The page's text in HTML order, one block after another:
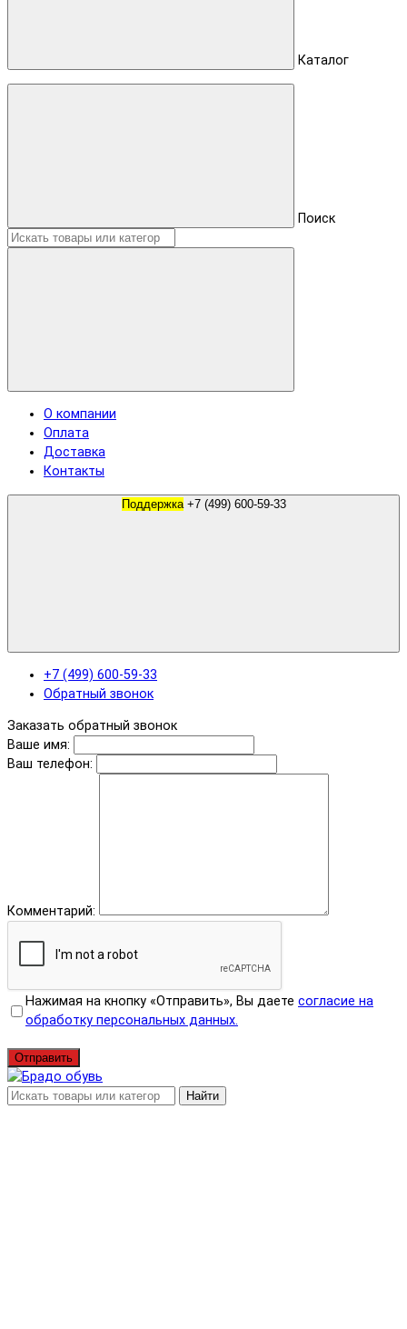
Каталог
Поиск
О компании
Оплата
Доставка
Контакты
Поддержка +7 (499) 600-59-33
+7 (499) 600-59-33
Обратный звонок
Заказать обратный звонок
Ваше имя:
Ваш телефон:
Комментарий:
Нажимая на кнопку «Отправить», Вы даете согласие на
обработку персональных данных.
Отправить
Найти